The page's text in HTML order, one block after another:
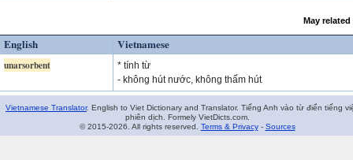
May
English Vietnamese
unarsorbent
* tính từ
- không hút nước, không thấm hút
Vietnamese Translator. English to Viet Dictionary and Translator. Tiếng Anh vào từ điển tiếng
phiên dịch. Formely VietDicts.com.
© 2015-2026. All rights reserved. Terms & Privacy- Sources